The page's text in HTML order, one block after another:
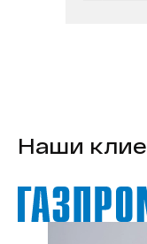
Наши